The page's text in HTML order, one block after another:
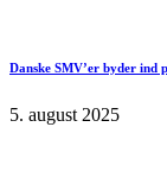
Danske SMV’er byder
5. august 2025